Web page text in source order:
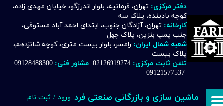
دفتر مرکزی: تهران، فرمانیه، بلوار اندرزگو، خیابان مهدی زاده،
کوچه بادینده، پلاک سه
کارخانه: تهران، آزادگان جنوب، ابتدای احمد آباد مستوفی،
جنب پمپ بنزین، پلاک چهل
شعبه شمال ایران: رامسر، بلوار بیست متری، کوچه شانزدهم،
پلاک بیست
تلفن ثابت مرکزی: 02126919274 مشاور فنی:
09121577537
ماشین سازی و بازرگانی صنعتی فرد ورود / ثبت نام
حساب کاربری من
تغییر گذر واژه
خروج از حساب کاربری